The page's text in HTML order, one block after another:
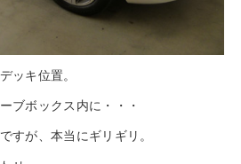
ッキ位置。
ブボックス内に・・・
すが、本当にギリギリ。